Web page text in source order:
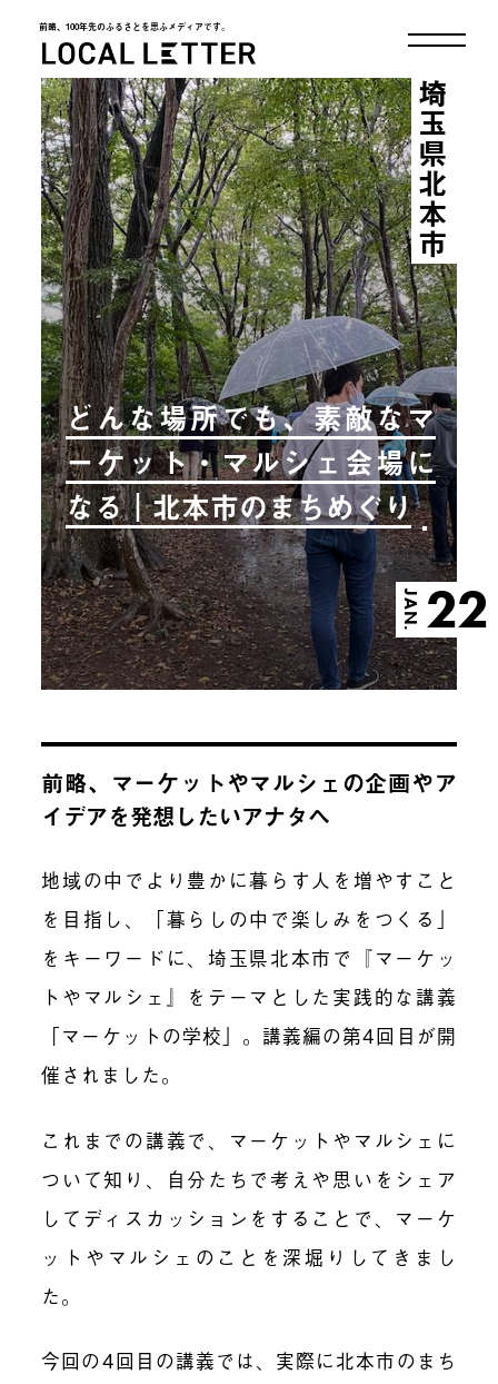
前略、100年先のふるさとを思ふメディアです。
LOCAL LETTER
どんな場所でも、素敵なマ
ーケット・マルシェ会場に
なる｜北本市のまちめぐり
JAN. 22
埼玉県北本市
前略、マーケットやマルシェの企画やア
イデアを発想したいアナタへ
地域の中でより豊かに暮らす人を増やすこと
を目指し、「暮らしの中で楽しみをつくる」
をキーワードに、埼玉県北本市で『マーケッ
トやマルシェ』をテーマとした実践的な講義
「マーケットの学校」。講義編の第4回目が開
催されました。
これまでの講義で、マーケットやマルシェに
ついて知り、自分たちで考えや思いをシェア
してディスカッションをすることで、マーケ
ットやマルシェのことを深堀りしてきまし
た。
今回の4回目の講義では、実際に北本市のまち